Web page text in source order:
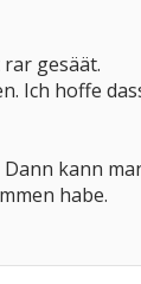
gesäät.
Ich hoffe
kann
habe.